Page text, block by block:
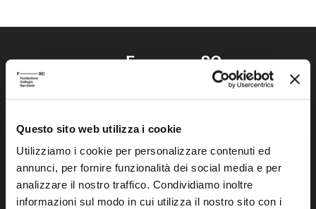
Questo sito web utilizza i cookie
Utilizziamo i cookie per personalizzare contenuti ed
annunci, per fornire funzionalità dei social media e per
analizzare il nostro traffico. Condividiamo inoltre
informazioni sul modo in cui utilizza il nostro sito con i
Fondazione Collegio San Carlo
Via San Carlo 5
41121 Modena (MO)
P.I. 00641060363